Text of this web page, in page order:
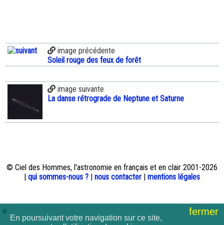
image précédente
Soleil rouge des feux de forêt
image suivante
La danse rétrograde de Neptune et Saturne
© Ciel des Hommes, l'astronomie en français et en clair 2001-2026
qui sommes-nous ? nous contacter mentions légales
fermer
En poursuivant votre navigation sur ce site,